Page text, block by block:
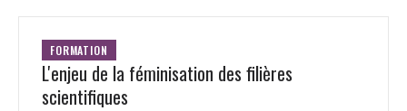
FORMATION
L'enjeu de la féminisation des filières
scientifiques